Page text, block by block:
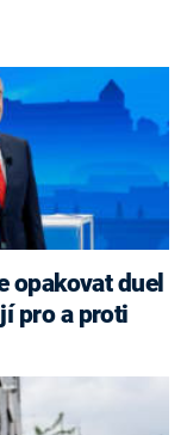
pro a proti